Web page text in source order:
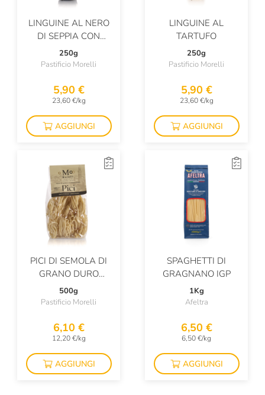
LINGUINE AL NERO
DI SEPPIA CON
GERME DI GRANO
250g
Pastificio Morelli
5,90 €
23,60 €/kg
AGGIUNGI
LINGUINE AL
TARTUFO
250g
Pastificio Morelli
5,90 €
23,60 €/kg
AGGIUNGI
PICI DI SEMOLA DI
GRANO DURO
TRAFILATI AL
BRONZO
500g
Pastificio Morelli
6,10 €
12,20 €/kg
AGGIUNGI
SPAGHETTI DI
GRAGNANO IGP
1Kg
Afeltra
6,50 €
6,50 €/kg
AGGIUNGI